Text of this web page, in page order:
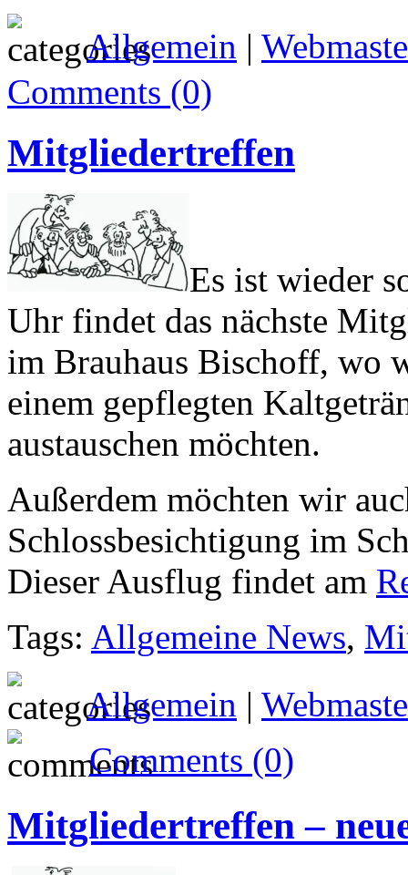
Allgemein |
Comments (0)
Mitgliedertreffen
Es ist wieder
Uhr findet das nächste
im Brauhaus Bischoff, wo
einem gepflegten
austauschen möchten.
Außerdem möchten wir
Schlossbesichtigung im
Dieser Ausflug findet am
Tags: Allgemeine News,
Allgemein |
Comments (0)
Mitgliedertreffen –